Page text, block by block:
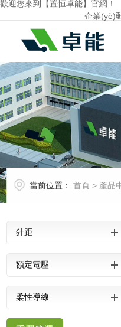
歡迎您來到【置恒卓能】官網！
企業(yè)
當前位置： 首頁 > 產品
針距
額定電壓
柔性導線